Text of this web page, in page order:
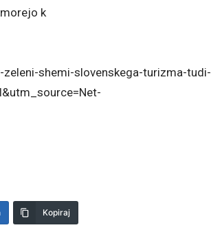
k
shemi-slovenskega-turizma-tudi-
Kopiraj